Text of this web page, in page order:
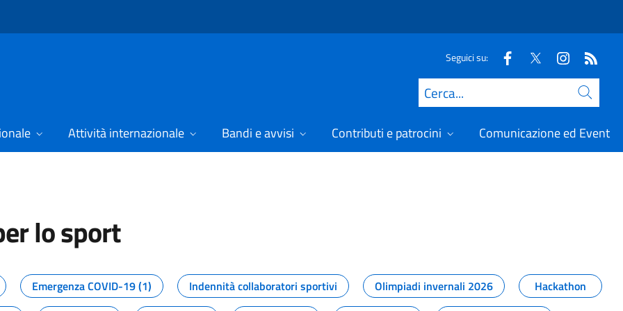
Seguici su:
Cerca
Attività internazionale Bandi e avvisi Contributi e patrocini Comunicazione ed Eventi
lo sport
dal Dipartimento per lo sport
Emergenza COVID-19 (1) Indennità collaboratori sportivi Olimpiadi invernali 2026
Hackathon